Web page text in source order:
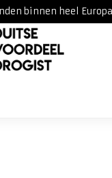
binnen heel